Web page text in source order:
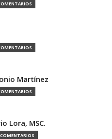
Martínez
Lora, MSC.